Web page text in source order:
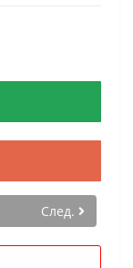
След.